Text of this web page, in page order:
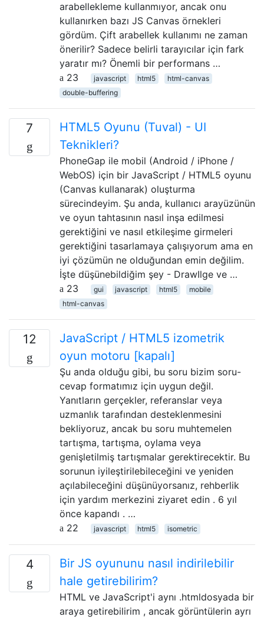
arabellekleme kullanmıyor, ancak onu
kullanırken bazı JS Canvas örnekleri
gördüm. Çift arabellek kullanımı ne zaman
önerilir? Sadece belirli tarayıcılar için fark
yaratır mı? Önemli bir performans …
23
javascript html5
html-canvas
double-buffering
7
HTML5 Oyunu (Tuval) - UI
Teknikleri?
PhoneGap ile mobil (Android / iPhone /
WebOS) için bir JavaScript / HTML5 oyunu
(Canvas kullanarak) oluşturma
sürecindeyim. Şu anda, kullanıcı arayüzünün
ve oyun tahtasının nasıl inşa edilmesi
gerektiğini ve nasıl etkileşime girmeleri
gerektiğini tasarlamaya çalışıyorum ama en
iyi çözümün ne olduğundan emin değilim.
İşte düşünebildiğim şey - DrawIlge ve …
23
gui javascript html5
mobile
html-canvas
12
JavaScript / HTML5 izometrik
oyun motoru [kapalı]
Şu anda olduğu gibi, bu soru bizim soru-
cevap formatımız için uygun değil.
Yanıtların gerçekler, referanslar veya
uzmanlık tarafından desteklenmesini
bekliyoruz, ancak bu soru muhtemelen
tartışma, tartışma, oylama veya
genişletilmiş tartışmalar gerektirecektir. Bu
sorunun iyileştirilebileceğini ve yeniden
açılabileceğini düşünüyorsanız, rehberlik
için yardım merkezini ziyaret edin . 6 yıl
önce kapandı . …
22
javascript html5 isometric
4
Bir JS oyununu nasıl indirilebilir
hale getirebilirim?
HTML ve JavaScript'i aynı .htmldosyada bir
araya getirebilirim , ancak görüntülerin ayrı